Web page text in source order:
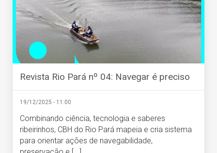
Revista Rio Pará nº 04: Navegar é preciso
19/12/2025 - 11:00
Combinando ciência, tecnologia e saberes
ribeirinhos, CBH do Rio Pará mapeia e cria sistema
para orientar ações de navegabilidade,